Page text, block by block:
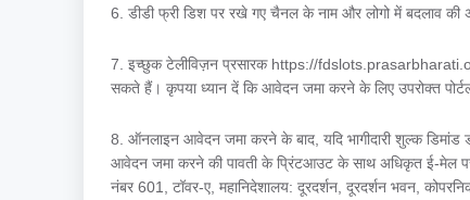
6. डीडी फ्री डिश पर रखे गए चैनल के नाम और लोगो में बदलाव
7. इच्छुक टेलीविज़न प्रसारक https://
सकते हैं। कृपया ध्यान दें कि आवेदन जमा करने के लिए उपरोक्त
8. ऑनलाइन आवेदन जमा करने के बाद, यदि भागीदारी शुल्क डिमांड
आवेदन जमा करने की पावती के प्रिंटआउट के साथ अधिकृत ई-मेल पर
नंबर 601, टॉवर-ए, महानिदेशालय: दूरदर्शन, दूरदर्शन भवन,